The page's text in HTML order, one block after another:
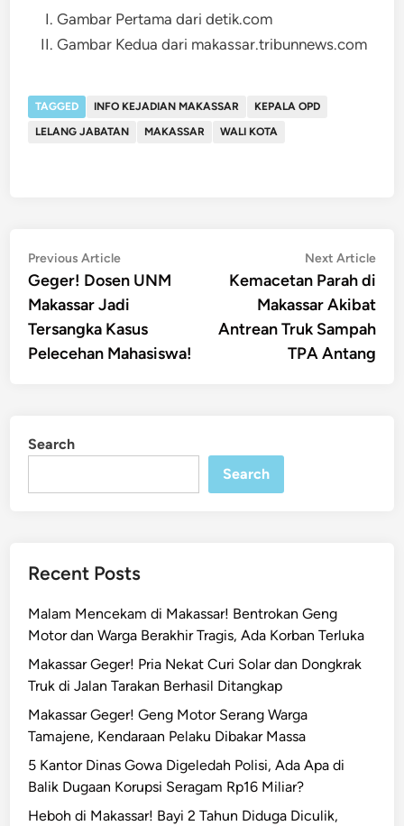
Gambar Pertama dari detik.com
Gambar Kedua dari makassar.tribunnews.com
TAGGED INFO KEJADIAN MAKASSAR
KEPALA OPD
LELANG JABATAN
MAKASSAR WALI KOTA
Post
navigation
Previous ArticlePrevious
article:
Geger! Dosen UNM
Makassar Jadi
Tersangka Kasus
Pelecehan Mahasiswa!
Next Article
Kemacetan Parah di
Makassar Akibat
Antrean Truk Sampah
TPA Antang
Search
Search
Recent Posts
Malam Mencekam di Makassar! Bentrokan Geng
Motor dan Warga Berakhir Tragis, Ada Korban Terluka
Makassar Geger! Pria Nekat Curi Solar dan Dongkrak
Truk di Jalan Tarakan Berhasil Ditangkap
Makassar Geger! Geng Motor Serang Warga
Tamajene, Kendaraan Pelaku Dibakar Massa
5 Kantor Dinas Gowa Digeledah Polisi, Ada Apa di
Balik Dugaan Korupsi Seragam Rp16 Miliar?
Heboh di Makassar! Bayi 2 Tahun Diduga Diculik,